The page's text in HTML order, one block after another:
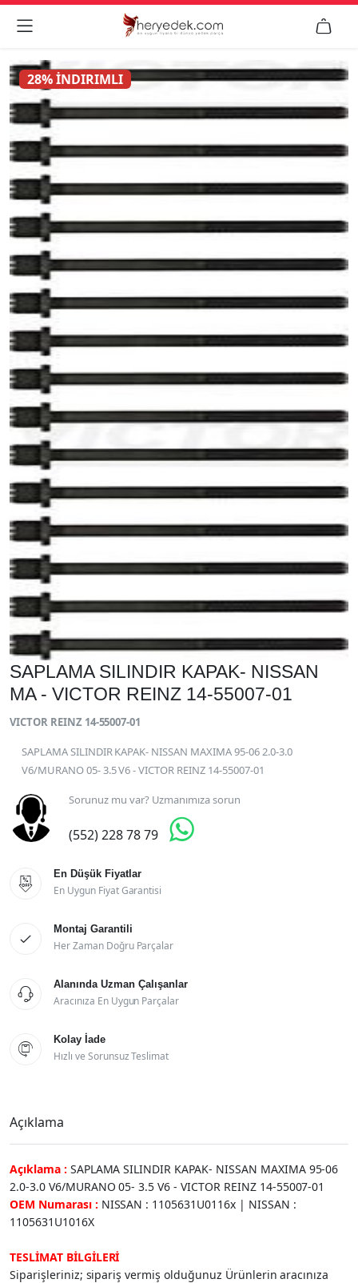
 
28% İNDIRIMLI
SAPLAMA SILINDIR KAPAK- NISSAN
MA - VICTOR REINZ 14-55007-01
VICTOR REINZ 14-55007-01
SAPLAMA SILINDIR KAPAK- NISSAN MAXIMA 95-06 2.0-3.0
V6/MURANO 05- 3.5 V6 - VICTOR REINZ 14-55007-01
Sorunuz mu var? Uzmanımıza sorun
(552) 228 78 79 

En Düşük Fiyatlar
En Uygun Fiyat Garantisi

Montaj Garantili
Her Zaman Doğru Parçalar

Alanında Uzman Çalışanlar
Aracınıza En Uygun Parçalar

Kolay İade
Hızlı ve Sorunsuz Teslimat
Açıklama
Açıklama : SAPLAMA SILINDIR KAPAK- NISSAN MAXIMA 95-06
2.0-3.0 V6/MURANO 05- 3.5 V6 - VICTOR REINZ 14-55007-01
OEM Numarası : NISSAN : 1105631U0116x | NISSAN :
1105631U1016X
TESLİMAT BİLGİLERİ
Siparişleriniz; sipariş vermiş olduğunuz Ürünlerin aracınıza